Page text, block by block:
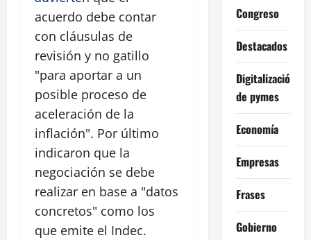
acuerdo debe contar
con cláusulas de
revisión y no gatillo
"para aportar a un
posible proceso de
aceleración de la
inflación". Por último
indicaron que la
negociación se debe
realizar en base a "datos
concretos" como los
que emite el Indec.
Congreso
Destacados
Digitalización
de pymes
Economía
Empresas
Frases
Gobierno